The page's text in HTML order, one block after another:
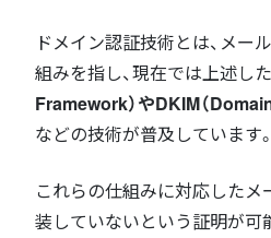
ドメイン認証技術とは、メー
組みを指し、現在では上述した
Framework）やDKIM（
などの技術が普及しています。
これらの仕組みに対応したメ
装していないという証明が可